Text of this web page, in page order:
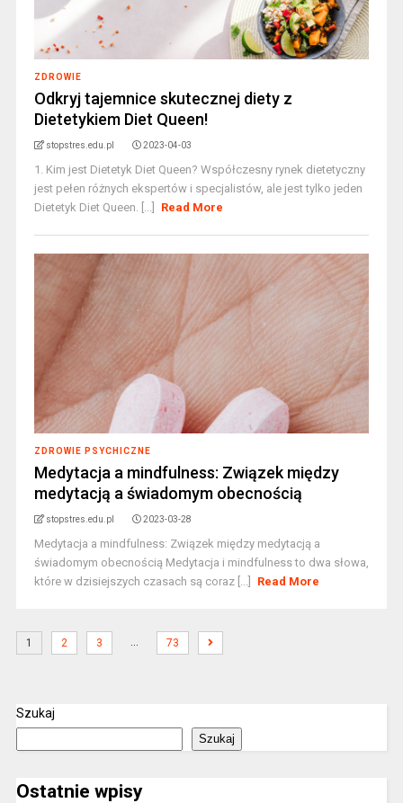
ZDROWIE
Odkryj tajemnice skutecznej diety z
Dietetykiem Diet Queen!
stopstres.edu.pl 2023-04-03
1. Kim jest Dietetyk Diet Queen? Współczesny rynek dietetyczny
jest pełen różnych ekspertów i specjalistów, ale jest tylko jeden
Dietetyk Diet Queen. [...]
Read More
ZDROWIE PSYCHICZNE
Medytacja a mindfulness: Związek między
medytacją a świadomym obecnością
stopstres.edu.pl 2023-03-28
Medytacja a mindfulness: Związek między medytacją a
świadomym obecnością Medytacja i mindfulness to dwa słowa,
które w dzisiejszych czasach są coraz [...]
Read More
1 2 3 … 73
Szukaj
Szukaj
Ostatnie wpisy